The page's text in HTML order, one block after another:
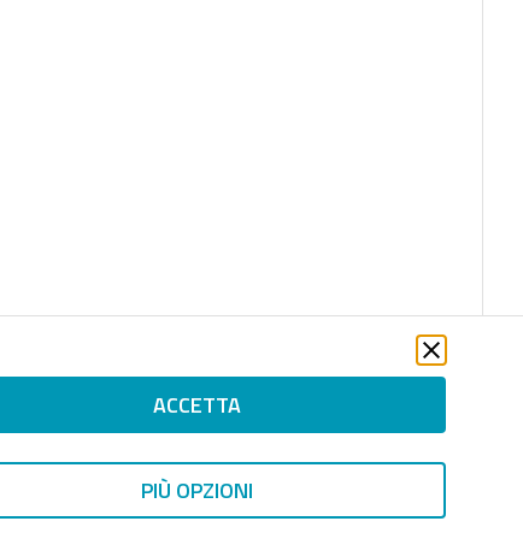
ACCETTA
PIÙ OPZIONI